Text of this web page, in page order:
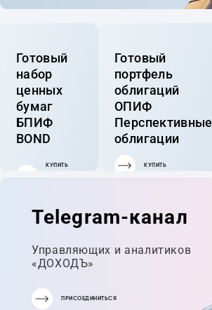
Готовый
набор
ценных
бумаг
БПИФ
BOND
КУПИТЬ
Готовый
портфель
облигаций
ОПИФ
Перспективные
облигации
КУПИТЬ
Telegram-канал
Управляющих и аналитиков
«ДОХОДЪ»
ПРИСОЕДИНИТЬСЯ